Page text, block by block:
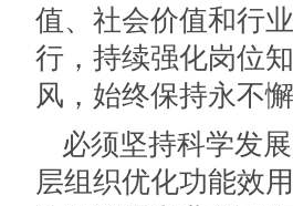
值、社会价值和行
行，持续强化岗位
风，始终保持永不
必须坚持科学发
层组织优化功能效